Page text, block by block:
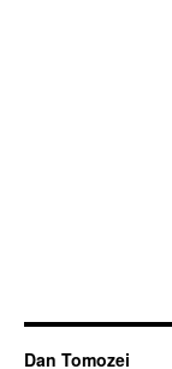
Dan Tomozei